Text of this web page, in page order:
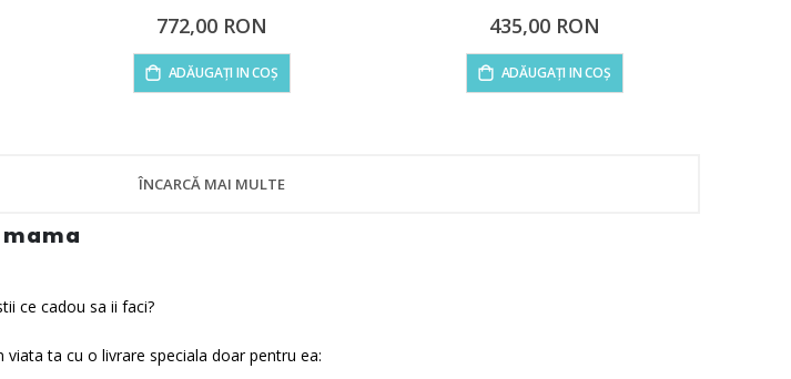
772,00 RON
ADĂUGAȚI IN COȘ
435,00 RON
ADĂUGAȚI IN COȘ
ÎNCARCĂ MAI MULTE
ce cadou sa ii faci?
ta cu o livrare speciala doar pentru ea: